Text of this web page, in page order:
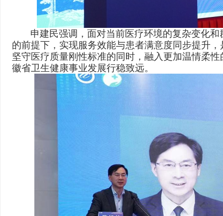
申建民强调，面对当前医疗环境的复杂变化
的前提下，实现服务效能与患者满意度同步提升
坚守医疗质量刚性标准的同时，融入更加温情柔
徽省卫生健康事业发展行稳致远。